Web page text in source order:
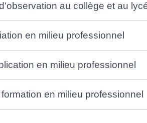
au collège et au
en milieu professionnel
en milieu professionnel
en milieu professionnel